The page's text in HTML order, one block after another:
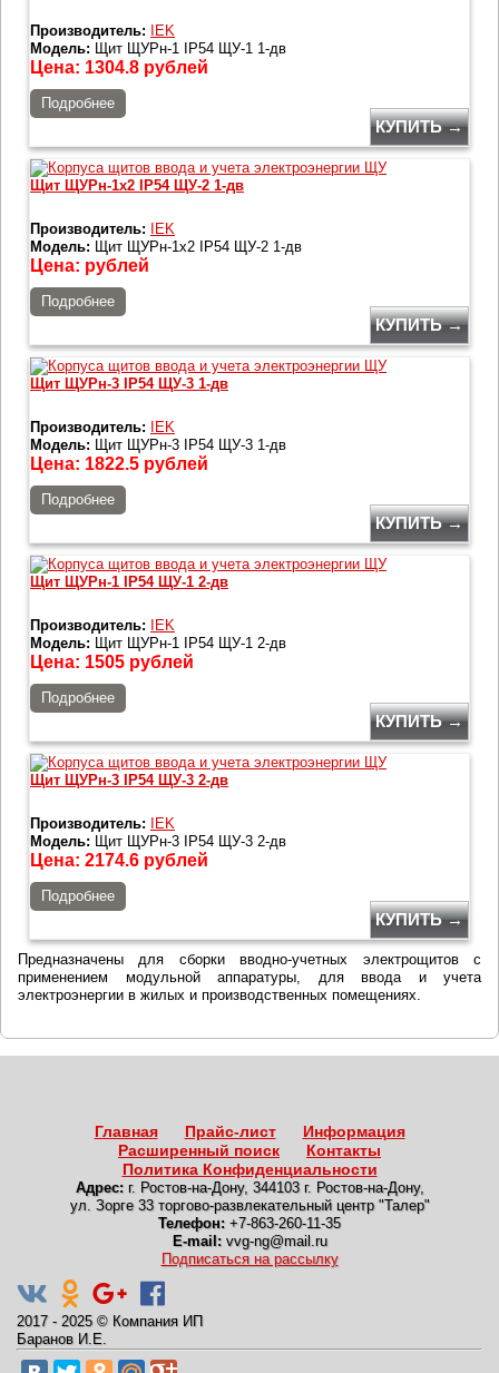
Производитель:
IEK
Модель: Щит ЩУРн-1 IP54 ЩУ-1 1-дв
Цена: 1304.8 рублей
Подробнее
КУПИТЬ →
Щит ЩУРн-1х2 IP54 ЩУ-2 1-дв
Производитель:
IEK
Модель: Щит ЩУРн-1х2 IP54 ЩУ-2 1-дв
Цена: рублей
Подробнее
КУПИТЬ →
Щит ЩУРн-3 IP54 ЩУ-3 1-дв
Производитель:
IEK
Модель: Щит ЩУРн-3 IP54 ЩУ-3 1-дв
Цена: 1822.5 рублей
Подробнее
КУПИТЬ →
Щит ЩУРн-1 IP54 ЩУ-1 2-дв
Производитель:
IEK
Модель: Щит ЩУРн-1 IP54 ЩУ-1 2-дв
Цена: 1505 рублей
Подробнее
КУПИТЬ →
Щит ЩУРн-3 IP54 ЩУ-3 2-дв
Производитель:
IEK
Модель: Щит ЩУРн-3 IP54 ЩУ-3 2-дв
Цена: 2174.6 рублей
Подробнее
КУПИТЬ →
Предназначены для сборки вводно-учетных электрощитов с
применением модульной аппаратуры, для ввода и учета
электроэнергии в жилых и производственных помещениях.
Главная Прайс-лист
Информация
Расширенный поиск
Контакты
Политика Конфиденциальности
Адрес: г. Ростов-на-Дону, 344103 г. Ростов-на-Дону,
ул. Зорге 33 торгово-развлекательный центр "Талер"
Телефон: +7-863-260-11-35
E-mail: vvg-ng@mail.ru
Подписаться на рассылку
2017 - 2025 © Компания ИП
Баранов И.Е.